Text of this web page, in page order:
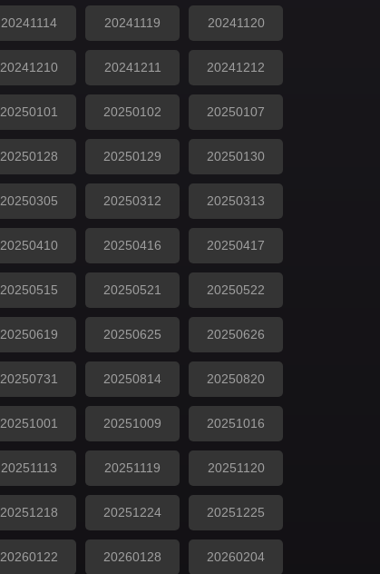
20241114 20241119 20241120
20241210 20241211 20241212
20250101 20250102 20250107
20250128 20250129 20250130
20250305 20250312 20250313
20250410 20250416 20250417
20250515 20250521 20250522
20250619 20250625 20250626
20250731 20250814 20250820
20251001 20251009 20251016
20251113 20251119 20251120
20251218 20251224 20251225
20260122 20260128 20260204